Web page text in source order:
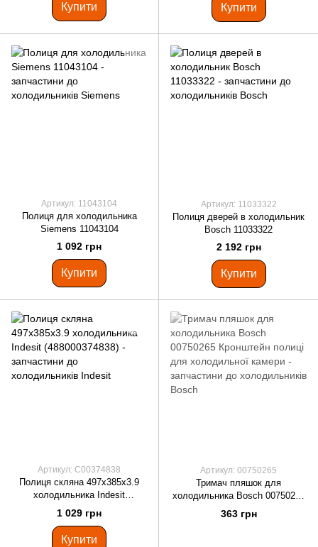
Купити Купити
Артикул: 11043104
Полиця для холодильника
Siemens 11043104
1 092 грн
Купити
Артикул: 11033322
Полиця дверей в холодильник
Bosch 11033322
2 192 грн
Купити
Артикул: C00374838
Полиця скляна 497x385x3.9
холодильника Indesit
(488000374838)
1 029 грн
Купити
Артикул: 00750265
Тримач пляшок для
холодильника Bosch 00750265
Кронштейн полиці для
холодильної камери
363 грн